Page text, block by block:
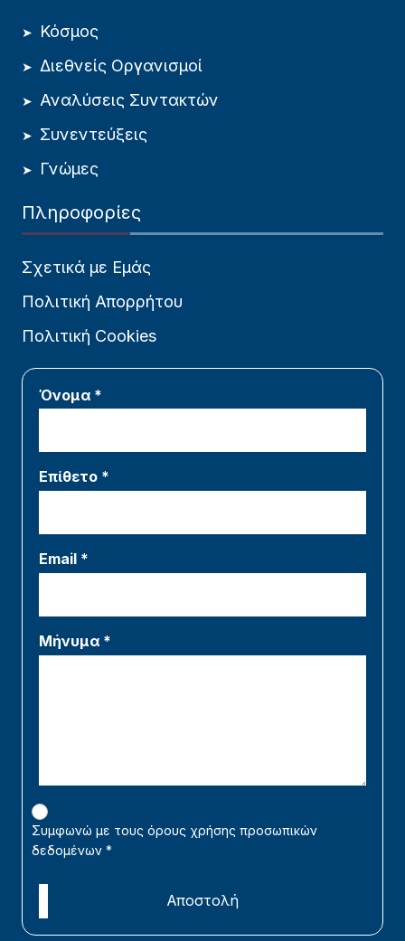
Κόσμος
Διεθνείς Οργανισμοί
Αναλύσεις Συντακτών
Συνεντεύξεις
Γνώμες
Πληροφορίες
Σχετικά με Εμάς
Πολιτική Απορρήτου
Πολιτική Cookies
Όνομα *
Επίθετο *
Email *
Μήνυμα *
Συμφωνώ με τους όρους χρήσης προσωπικών
δεδομένων *
Αποστολή